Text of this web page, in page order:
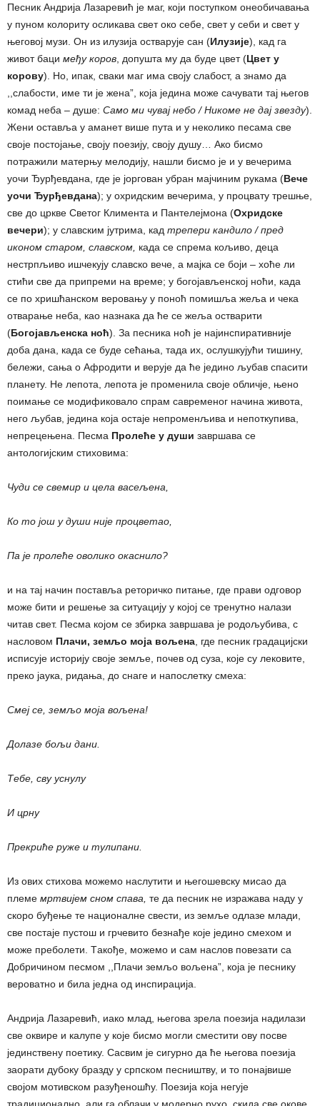
Песник Андрија Лазаревић је маг, који поступком онеобичавања
у пуном колориту осликава свет око себе, свет у себи и свет у
његовој музи. Он из илузија остварује сан (Илузије), кад га
живот баци међу коров , допушта му да буде цвет (Цвет у
корову). Но, ипак, сваки маг има своју слабост, а знамо да
,,слабости, име ти је жена”, која једина може сачувати тај његов
комад неба ‒ душе: Само ми чувај небо / Никоме не дај звезду).
Жени оставља у аманет више пута и у неколико песама све
своје постојање, своју поезију, своју душу… Ако бисмо
потражили матерњу мелодију, нашли бисмо је и у вечерима
уочи Ђурђевдана, где је јоргован убран мајчиним рукама (Вече
уочи Ђурђевдана); у охридским вечерима, у процвату трешње,
све до цркве Светог Климента и Пантелејмона (Охридске
вечери); у славским јутрима, кад трепери кандило / пред
иконом старом, славском, када се спрема кољиво, деца
нестрпљиво ишчекују славско вече, а мајка се боји ‒ хоће ли
стићи све да припреми на време; у богојављенској ноћи, када
се по хришћанском веровању у поноћ помишља жеља и чека
отварање неба, као назнака да ће се жеља остварити
(Богојављенска ноћ). За песника ноћ је најинспиративније
доба дана, када се буде сећања, тада их, ослушкујући тишину,
бележи, сања о Афродити и верује да ће једино љубав спасити
планету. Не лепота, лепота је променила своје обличје, њено
поимање се модификовало спрам савременог начина живота,
него љубав, једина која остаје непроменљива и непоткупива,
непрецењена. Песма Пролеће у души завршава се
антологијским стиховима:
Чуди се свемир и цела васељена,
Ко то још у души није процветао,
Па је пролеће оволико окаснило?
и на тај начин поставља реторичко питање, где прави одговор
може бити и решење за ситуацију у којој се тренутно налази
читав свет. Песма којом се збирка завршава је родољубива, с
насловом Плачи, земљо моја вољена , где песник градацијски
исписује историју своје земље, почев од суза, које су лековите,
преко јаука, ридања, до снаге и напослетку смеха:
Смеј се, земљо моја вољена!
Долазе бољи дани.
Тебе, сву уснулу
И црну
Прекриће руже и тулипани.
Из ових стихова можемо наслутити и његошевску мисао да
племе мртвијем сном спава, те да песник не изражава наду у
скоро буђење те националне свести, из земље одлазе млади,
све постаје пустош и грчевито безнађе које једино смехом и
може преболети. Tакође, можемо и сам наслов повезати са
Добричином песмом ,,Плачи земљо вољена”, која је песнику
вероватно и била једна од инспирација.
Андрија Лазаревић, иако млад, његова зрела поезија надилази
све оквире и калупе у које бисмо могли сместити ову посве
јединствену поетику. Сасвим је сигурно да ће његова поезија
заорати дубоку бразду у српском песништву, и то понајвише
својом мотивском разуђеношћу. Поезија која негује
традиционално, али га облачи у модерно рухо, скида све окове